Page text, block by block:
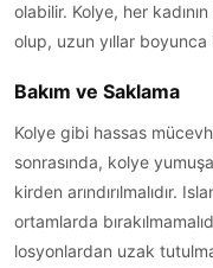
olabilir. Kolye, her
olup, uzun yıllar
Bakım ve Saklama
Kolye gibi hassas
sonrasında, kolye
kirden arındırılmalıdır.
ortamlarda
losyonlardan uzak